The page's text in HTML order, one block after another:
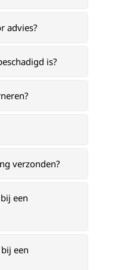
advies?
is?
verzonden?
een
een